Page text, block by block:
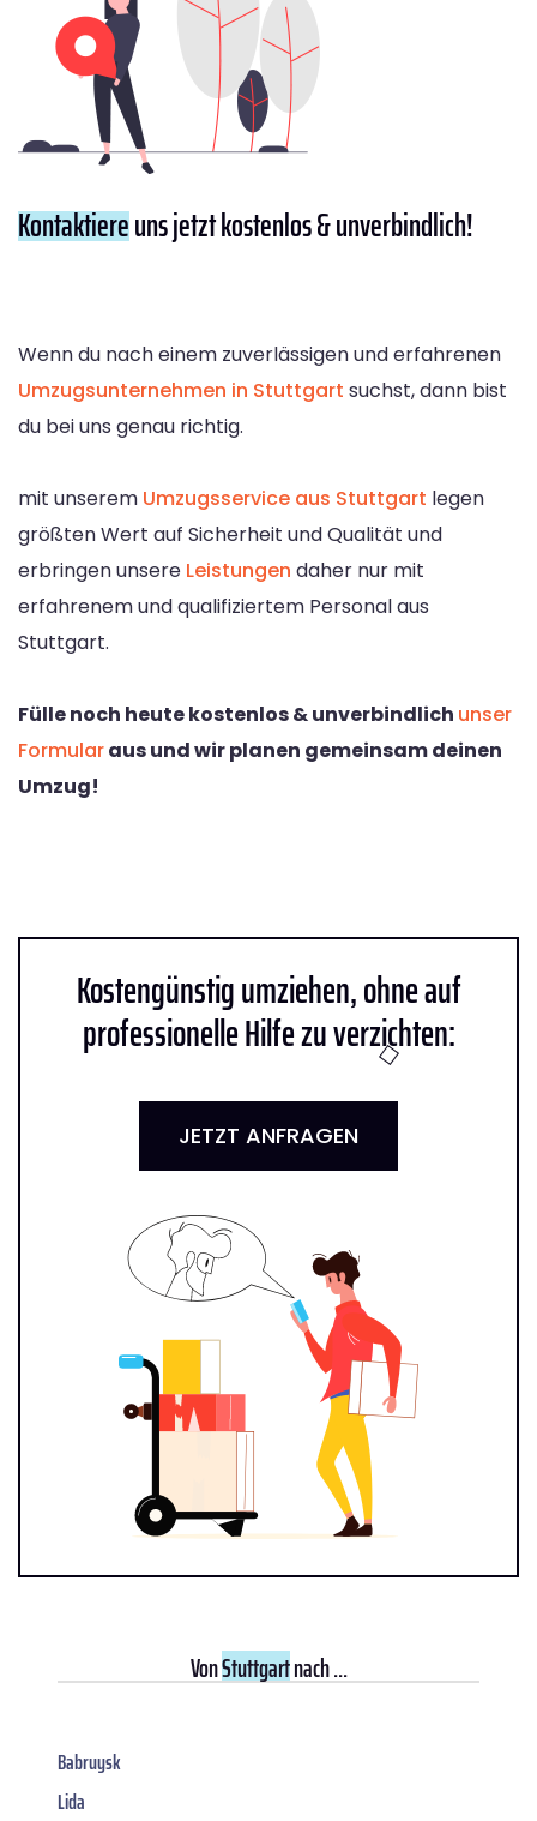
Kontaktiereuns jetzt kostenlos & unverbindlich!
Wenn du nach einem zuverlässigen und erfahrenen
Umzugsunternehmen in Stuttgart suchst, dann bist
du bei uns genau richtig.
mit unserem Umzugsservice aus Stuttgart legen
größten Wert auf Sicherheit und Qualität und
erbringen unsere Leistungen daher nur mit
erfahrenem und qualifiziertem Personal aus
Stuttgart.
Fülle noch heute kostenlos & unverbindlich unser
Formularaus und wir planen gemeinsam deinen
Umzug!
Kostengünstig umziehen, ohne auf
professionelle Hilfe zu verzichten:
JETZT ANFRAGEN
VonStuttgartnach ...
Babruysk
Lida